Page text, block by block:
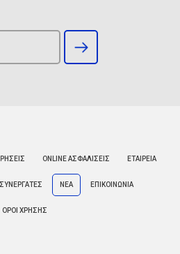
ONLINE ΑΣΦΑΛΙΣΕΙΣ ΕΤΑΙΡΕΙΑ
ΣΥΝΕΡΓΑΤΕΣ ΝΕΑ ΕΠΙΚΟΙΝΩΝΙΑ
ΟΡΟΙ ΧΡΗΣΗΣ